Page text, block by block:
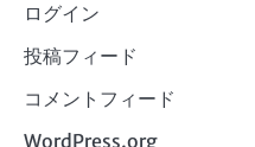
ログイン
投稿フィード
コメントフィード
WordPress.org